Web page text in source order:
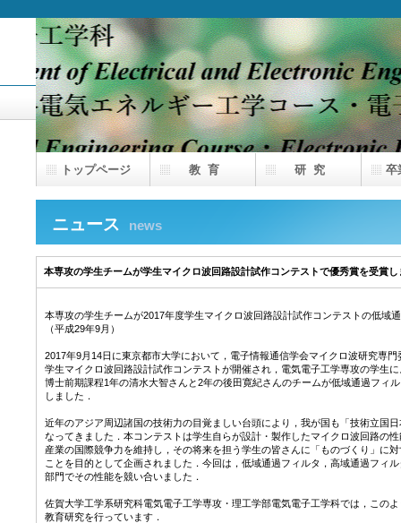
ニュース news
本専攻の学生チームが学生マイクロ波回路設計試作コンテストで優秀賞を受賞し
本専攻の学生チームが2017年度学生マイクロ波回路設計試作コンテストの低域
（平成29年9月）
2017年9月14日に東京都市大学において，電子情報通信学会マイクロ波研究専
学生マイクロ波回路設計試作コンテストが開催され，電気電子工学専攻の学生
博士前期課程1年の清水大智さんと2年の後田寛紀さんのチームが低域通過フィ
しました．
近年のアジア周辺諸国の技術力の目覚ましい台頭により，我が国も「技術立国
なってきました．本コンテストは学生自らが設計・製作したマイクロ波回路の
産業の国際競争力を維持し，その将来を担う学生の皆さんに「ものづくり」に
ことを目的として企画されました．今回は，低域通過フィルタ，高域通過フィ
部門でその性能を競い合いました．
佐賀大学工学系研究科電気電子工学専攻・理工学部電気電子工学科では，この
教育研究を行っています．
トップページ 教 育 研 究 卒